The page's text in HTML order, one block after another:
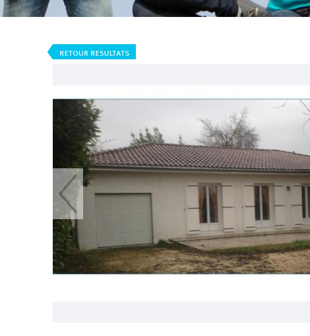
RETOUR RESULTATS